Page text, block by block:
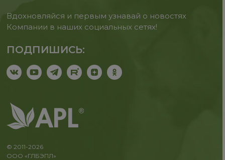
Вдохновляйся и первым узнавай о новостях
Компании в наших социальных сетях!
ПОДПИШИСЬ:
© 2011-2026
ООО «ГЛБЭПЛ»